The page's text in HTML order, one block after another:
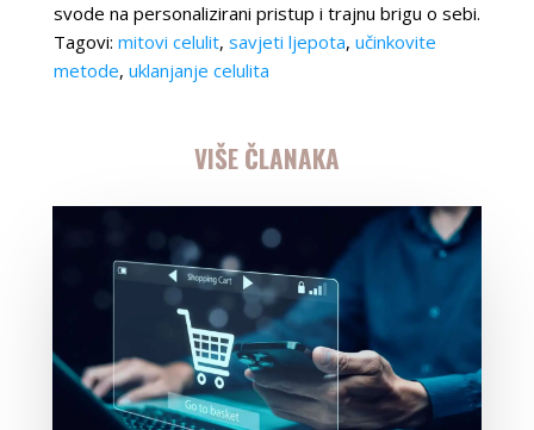
svode na personalizirani pristup i trajnu brigu o sebi.
Tagovi: mitovi celulit, savjeti ljepota, učinkovite
metode, uklanjanje celulita
VIŠE ČLANAKA